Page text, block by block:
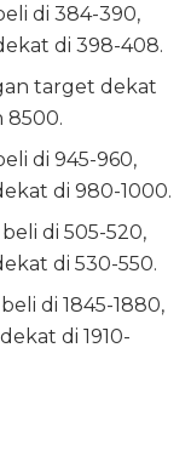
di 384-390,
di 398-408.
target dekat
8500.
di 945-960,
di 980-1000.
di 505-520,
di 530-550.
di 1845-1880,
di 1910-